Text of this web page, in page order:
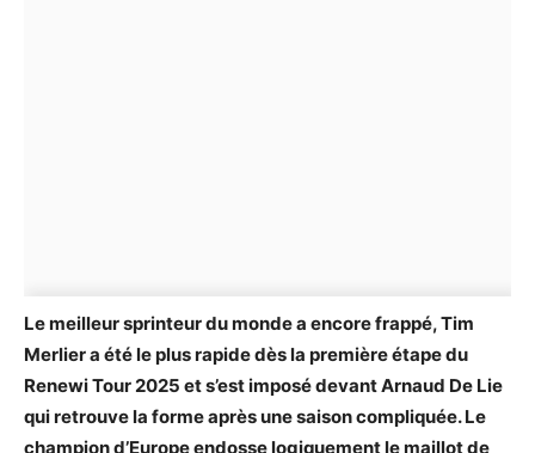
Le meilleur sprinteur du monde a encore frappé, Tim
Merlier a été le plus rapide dès la première étape du
Renewi Tour 2025 et s’est imposé devant Arnaud De Lie
qui retrouve la forme après une saison compliquée. Le
champion d’Europe endosse logiquement le maillot de